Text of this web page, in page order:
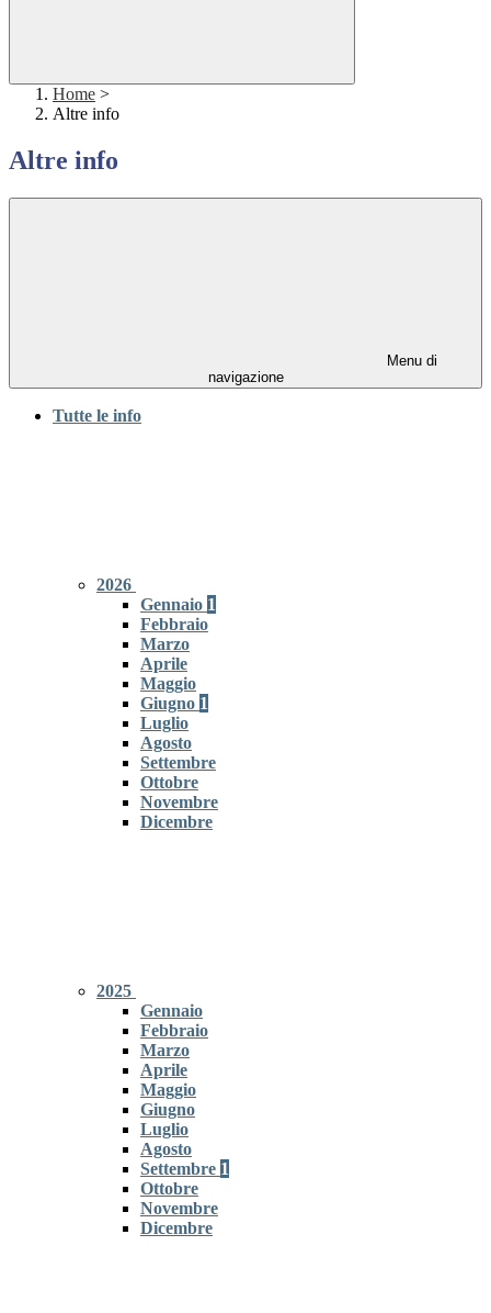
Home >
Altre info
Altre info
Menu di
navigazione
Tutte le info
2026
Gennaio 1
Febbraio
Marzo
Aprile
Maggio
Giugno 1
Luglio
Agosto
Settembre
Ottobre
Novembre
Dicembre
2025
Gennaio
Febbraio
Marzo
Aprile
Maggio
Giugno
Luglio
Agosto
Settembre 1
Ottobre
Novembre
Dicembre